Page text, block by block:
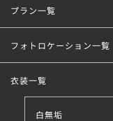
こだわり条件で探す
プラン一覧
フォトロケーション一覧
衣装一覧
白無垢